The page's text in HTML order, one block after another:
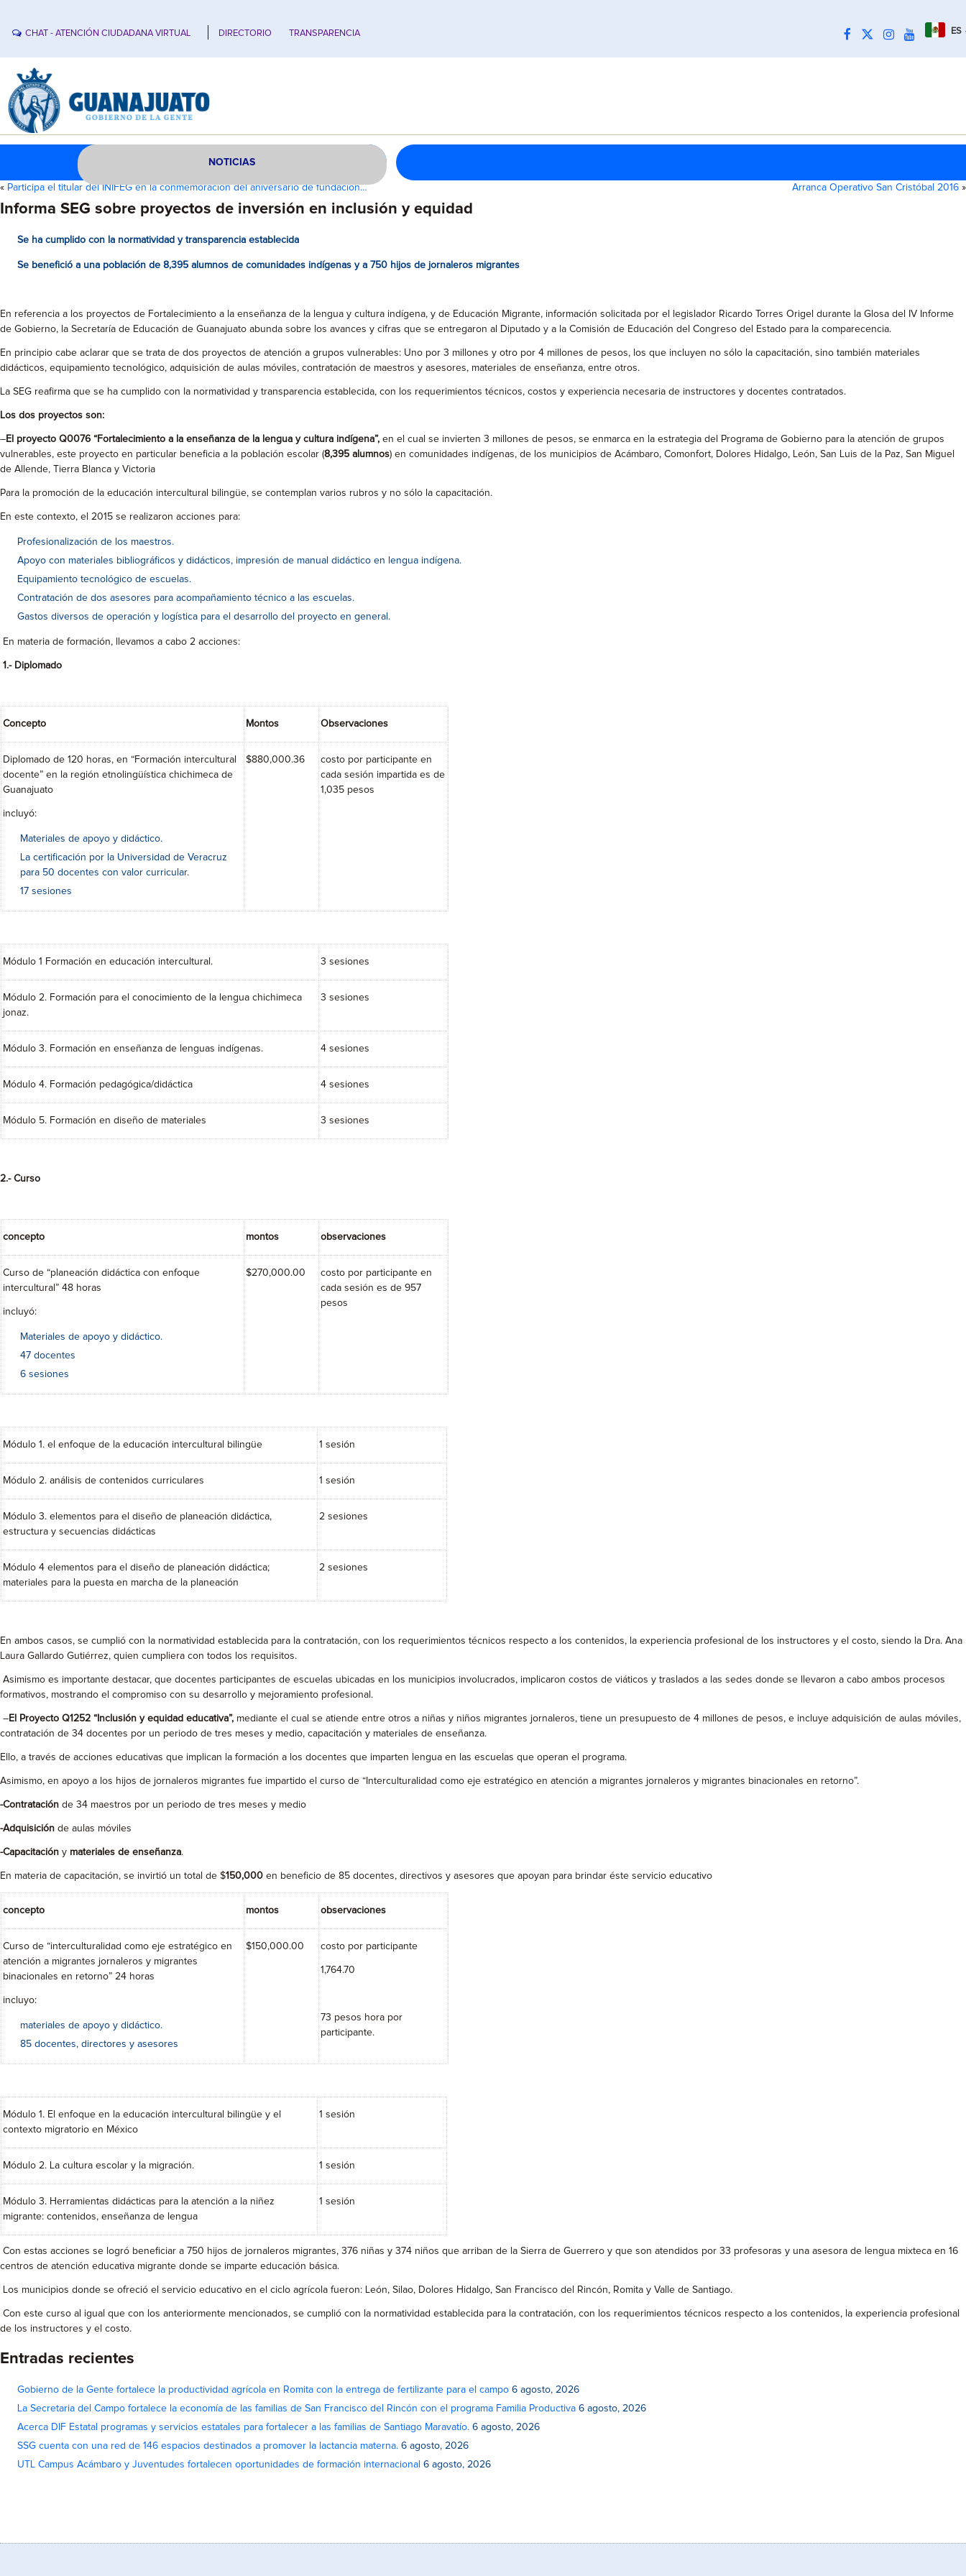
CHAT - ATENCIÓN CIUDADANA VIRTUAL DIRECTORIO TRANSPARENCIA ES
NOTICIAS
« Participa el titular del INIFEG en la conmemoración del aniversario de fundación… Arranca Operativo San Cristóbal 2016 »
Informa SEG sobre proyectos de inversión en inclusión y equidad
Se ha cumplido con la normatividad y transparencia establecida
Se benefició a una población de 8,395 alumnos de comunidades indígenas y a 750 hijos de jornaleros migrantes
En referencia a los proyectos de Fortalecimiento a la enseñanza de la lengua y cultura indígena, y de Educación Migrante, información solicitada por el legislador Ricardo Torres Origel durante la Glosa del IV Informe
de Gobierno, la Secretaría de Educación de Guanajuato abunda sobre los avances y cifras que se entregaron al Diputado y a la Comisión de Educación del Congreso del Estado para la comparecencia.
En principio cabe aclarar que se trata de dos proyectos de atención a grupos vulnerables: Uno por 3 millones y otro por 4 millones de pesos, los que incluyen no sólo la capacitación, sino también materiales
didácticos, equipamiento tecnológico, adquisición de aulas móviles, contratación de maestros y asesores, materiales de enseñanza, entre otros.
La SEG reafirma que se ha cumplido con la normatividad y transparencia establecida, con los requerimientos técnicos, costos y experiencia necesaria de instructores y docentes contratados.
Los dos proyectos son:
–El proyecto Q0076 “Fortalecimiento a la enseñanza de la lengua y cultura indígena”, en el cual se invierten 3 millones de pesos, se enmarca en la estrategia del Programa de Gobierno para la atención de grupos
vulnerables, este proyecto en particular beneficia a la población escolar (8,395 alumnos) en comunidades indígenas, de los municipios de Acámbaro, Comonfort, Dolores Hidalgo, León, San Luis de la Paz, San Miguel
de Allende, Tierra Blanca y Victoria
Para la promoción de la educación intercultural bilingüe, se contemplan varios rubros y no sólo la capacitación.
En este contexto, el 2015 se realizaron acciones para:
Profesionalización de los maestros.
Apoyo con materiales bibliográficos y didácticos, impresión de manual didáctico en lengua indígena.
Equipamiento tecnológico de escuelas.
Contratación de dos asesores para acompañamiento técnico a las escuelas.
Gastos diversos de operación y logística para el desarrollo del proyecto en general.
En materia de formación, llevamos a cabo 2 acciones:
1.- Diplomado
Concepto Montos Observaciones
Diplomado de 120 horas, en “Formación intercultural
docente” en la región etnolingüística chichimeca de
Guanajuato
incluyó:
Materiales de apoyo y didáctico.
La certificación por la Universidad de Veracruz
para 50 docentes con valor curricular.
17 sesiones
$880,000.36
costo por participante en
cada sesión impartida es de
1,035 pesos
Módulo 1 Formación en educación intercultural. 3 sesiones
Módulo 2. Formación para el conocimiento de la lengua chichimeca
jonaz.
3 sesiones
Módulo 3. Formación en enseñanza de lenguas indígenas. 4 sesiones
Módulo 4. Formación pedagógica/didáctica 4 sesiones
Módulo 5. Formación en diseño de materiales 3 sesiones
2.- Curso
concepto montos observaciones
Curso de “planeación didáctica con enfoque
intercultural” 48 horas
incluyó:
Materiales de apoyo y didáctico.
47 docentes
6 sesiones
$270,000.00
costo por participante en
cada sesión es de 957
pesos
Módulo 1. el enfoque de la educación intercultural bilingüe 1 sesión
Módulo 2. análisis de contenidos curriculares 1 sesión
Módulo 3. elementos para el diseño de planeación didáctica,
estructura y secuencias didácticas
2 sesiones
Módulo 4 elementos para el diseño de planeación didáctica;
materiales para la puesta en marcha de la planeación
2 sesiones
En ambos casos, se cumplió con la normatividad establecida para la contratación, con los requerimientos técnicos respecto a los contenidos, la experiencia profesional de los instructores y el costo, siendo la Dra. Ana
Laura Gallardo Gutiérrez, quien cumpliera con todos los requisitos.
Asimismo es importante destacar, que docentes participantes de escuelas ubicadas en los municipios involucrados, implicaron costos de viáticos y traslados a las sedes donde se llevaron a cabo ambos procesos
formativos, mostrando el compromiso con su desarrollo y mejoramiento profesional.
–El Proyecto Q1252 “Inclusión y equidad educativa”, mediante el cual se atiende entre otros a niñas y niños migrantes jornaleros, tiene un presupuesto de 4 millones de pesos, e incluye adquisición de aulas móviles,
contratación de 34 docentes por un periodo de tres meses y medio, capacitación y materiales de enseñanza.
Ello, a través de acciones educativas que implican la formación a los docentes que imparten lengua en las escuelas que operan el programa.
Asimismo, en apoyo a los hijos de jornaleros migrantes fue impartido el curso de “Interculturalidad como eje estratégico en atención a migrantes jornaleros y migrantes binacionales en retorno”.
-Contratación de 34 maestros por un periodo de tres meses y medio
-Adquisición de aulas móviles
-Capacitación y materiales de enseñanza.
En materia de capacitación, se invirtió un total de $150,000 en beneficio de 85 docentes, directivos y asesores que apoyan para brindar éste servicio educativo
concepto montos observaciones
Curso de “interculturalidad como eje estratégico en
atención a migrantes jornaleros y migrantes
binacionales en retorno” 24 horas
incluyo:
materiales de apoyo y didáctico.
85 docentes, directores y asesores
$150,000.00 costo por participante
1,764.70
73 pesos hora por
participante.
Módulo 1. El enfoque en la educación intercultural bilingüe y el
contexto migratorio en México
1 sesión
Módulo 2. La cultura escolar y la migración. 1 sesión
Módulo 3. Herramientas didácticas para la atención a la niñez
migrante: contenidos, enseñanza de lengua
1 sesión
Con estas acciones se logró beneficiar a 750 hijos de jornaleros migrantes, 376 niñas y 374 niños que arriban de la Sierra de Guerrero y que son atendidos por 33 profesoras y una asesora de lengua mixteca en 16
centros de atención educativa migrante donde se imparte educación básica.
Los municipios donde se ofreció el servicio educativo en el ciclo agrícola fueron: León, Silao, Dolores Hidalgo, San Francisco del Rincón, Romita y Valle de Santiago.
Con este curso al igual que con los anteriormente mencionados, se cumplió con la normatividad establecida para la contratación, con los requerimientos técnicos respecto a los contenidos, la experiencia profesional
de los instructores y el costo.
Entradas recientes
Gobierno de la Gente fortalece la productividad agrícola en Romita con la entrega de fertilizante para el campo 6 agosto, 2026
La Secretaria del Campo fortalece la economía de las familias de San Francisco del Rincón con el programa Familia Productiva 6 agosto, 2026
Acerca DIF Estatal programas y servicios estatales para fortalecer a las familias de Santiago Maravatío. 6 agosto, 2026
SSG cuenta con una red de 146 espacios destinados a promover la lactancia materna. 6 agosto, 2026
UTL Campus Acámbaro y Juventudes fortalecen oportunidades de formación internacional 6 agosto, 2026